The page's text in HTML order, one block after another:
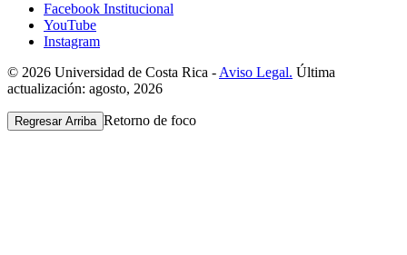
Facebook Institucional
YouTube
Instagram
© 2026 Universidad de Costa Rica - Aviso Legal. Última
actualización: agosto, 2026
Regresar Arriba Retorno de foco